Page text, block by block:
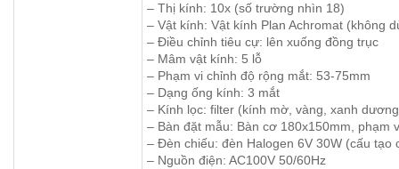
– Thị kính: 10x (số trường nhìn 18)
– Vật kính: Vật kính Plan Achromat (không
– Điều chỉnh tiêu cự: lên xuống đồng trục
– Mâm vật kính: 5 lỗ
– Phạm vi chỉnh độ rộng mắt: 53-75mm
– Dạng ống kính: 3 mắt
– Kính lọc: filter (kính mờ, vàng, xanh
– Bàn đặt mẫu: Bàn cơ 180x150mm, phạm
– Đèn chiếu: đèn Halogen 6V 30W (cấu tạo
– Nguồn điện: AC100V 50/60Hz